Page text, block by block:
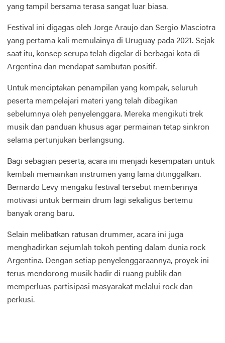
yang tampil bersama terasa sangat luar biasa.
Festival ini digagas oleh Jorge Araujo dan Sergio Masciotra
yang pertama kali memulainya di Uruguay pada 2021. Sejak
saat itu, konsep serupa telah digelar di berbagai kota di
Argentina dan mendapat sambutan positif.
Untuk menciptakan penampilan yang kompak, seluruh
peserta mempelajari materi yang telah dibagikan
sebelumnya oleh penyelenggara. Mereka mengikuti trek
musik dan panduan khusus agar permainan tetap sinkron
selama pertunjukan berlangsung.
Bagi sebagian peserta, acara ini menjadi kesempatan untuk
kembali memainkan instrumen yang lama ditinggalkan.
Bernardo Levy mengaku festival tersebut memberinya
motivasi untuk bermain drum lagi sekaligus bertemu
banyak orang baru.
Selain melibatkan ratusan drummer, acara ini juga
menghadirkan sejumlah tokoh penting dalam dunia rock
Argentina. Dengan setiap penyelenggaraannya, proyek ini
terus mendorong musik hadir di ruang publik dan
memperluas partisipasi masyarakat melalui rock dan
perkusi.